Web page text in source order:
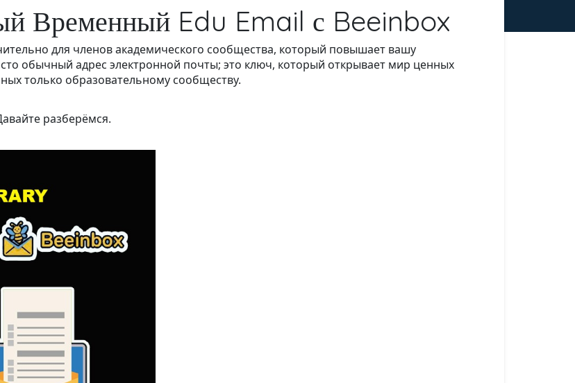
Временный Edu Email с Beeinbox
для членов академического сообщества, который повышает вашу
обычный адрес электронной почты; это ключ, который открывает мир ценных
только образовательному сообществу.
разберёмся.